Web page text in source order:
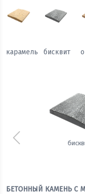
карамель бисквит
Предыдущий
БЕТОННЫЙ КАМЕНЬ С